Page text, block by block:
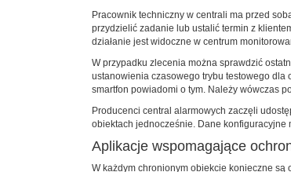
Pracownik techniczny w centrali ma przed
przydzielić zadanie lub ustalić termin z
działanie jest widoczne w centrum
W przypadku zlecenia można sprawdzić
ustanowienia czasowego trybu testowego dla
smartfon powiadomi o tym. Należy wówczas
Producenci central alarmowych zaczęli
obiektach jednocześnie. Dane konfiguracyjne
Aplikacje wspomagające
W każdym chronionym obiekcie konieczne